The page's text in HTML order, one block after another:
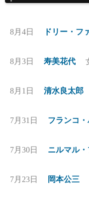
8月4日 ドリー・フ
8月3日 寿美花代
8月1日 清水良太郎
7月31日 フランコ
7月30日 ニルマル
7月23日 岡本公三